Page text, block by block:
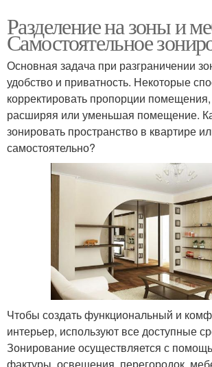
Разделение на зоны и
Самостоятельное
Основная задача при разграничении
удобство и приватность. Некоторые
корректировать пропорции
расширяя или уменьшая помещение.
зонировать пространство в квартире
самостоятельно?
Чтобы создать функциональный и
интерьер, используют все доступные
Зонирование осуществляется с
фактуры, освещения, перегородок,